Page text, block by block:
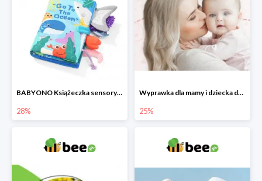
BABYONO Książeczka sensoryczna Go To The Ocean -28%
28%
Wyprawka dla mamy i dziecka do -25%
25%